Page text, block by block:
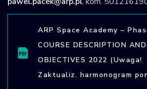
ARP Space Academy –
COURSE DESCRIPTION AND
OBJECTIVES 2022 (Uwaga!
Zaktualiz. harmonogram